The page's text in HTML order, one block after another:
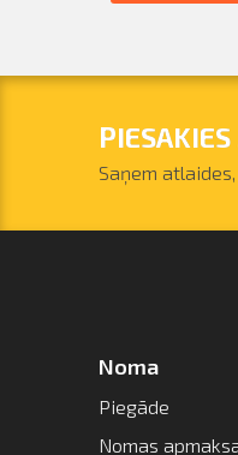
Saņem
Noma
Piegāde
Nomas